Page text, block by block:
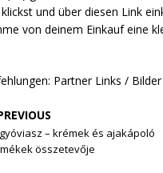
und über diesen Link
von deinem Einkauf eine
Partner Links /
– krémek és ajakápoló
összetevője